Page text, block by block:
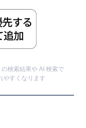
検索結果や AI 検索で
やすくなります